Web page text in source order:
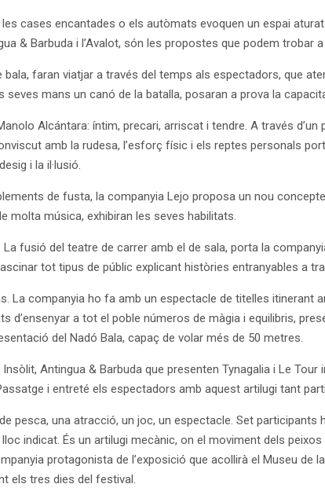
cases encantades o els autòmats evoquen un espai
& Barbuda i l’Avalot, són les propostes que podem trobar a
faran viatjar a través del temps als espectadors, que
mans un canó de la batalla, posaran a prova la
Alcántara: íntim, precari, arriscat i tendre. A través
amb la rudesa, l’esforç físic i els reptes personals
i la il·lusió.
de fusta, la companyia Lejo proposa un nou
molta música, exhibiran les seves habilitats.
fusió del teatre de carrer amb el de sala, porta la
tot tipus de públic explicant històries entranyables a
La companyia ho fa amb un espectacle de titelles itinerant
d’ensenyar a tot el poble números de màgia i equilibris,
del Nadó Bala, capaç de volar més de 50 metres.
Antingua & Barbuda que presenten Tynagalia i Le
i entreté els espectadors amb aquest artilugi tant
pesca, una atracció, un joc, un espectacle. Set
indicat. És un artilugi mecànic, on el moviment dels
protagonista de l’exposició que acollirà el Museu
els tres dies del festival.